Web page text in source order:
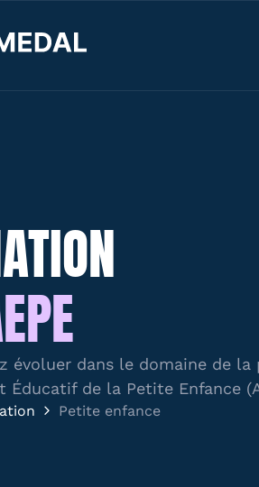
évoluer dans le domaine de
Éducatif de la Petite Enfance
Petite enfance